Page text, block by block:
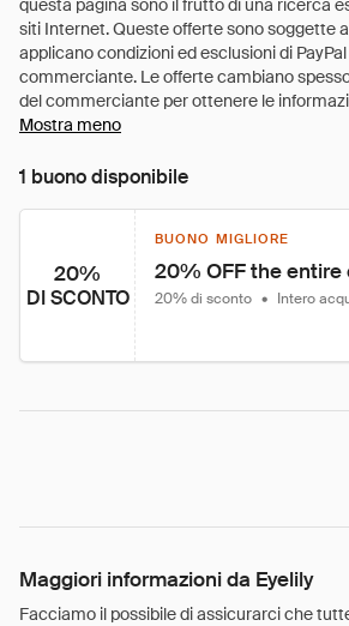
Mostra meno
1 buono disponibile
20%
DI SCONTO
BUONO MIGLIORE
20% OFF the entire
20% di sconto • Intero
Maggiori informazioni da Eyelily
Facciamo il possibile di assicurarci che